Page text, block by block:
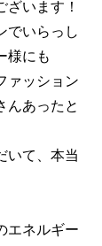
ざいます！
でいらっし
様にも
ァッション
んあったと
いて、本当
エネルギー